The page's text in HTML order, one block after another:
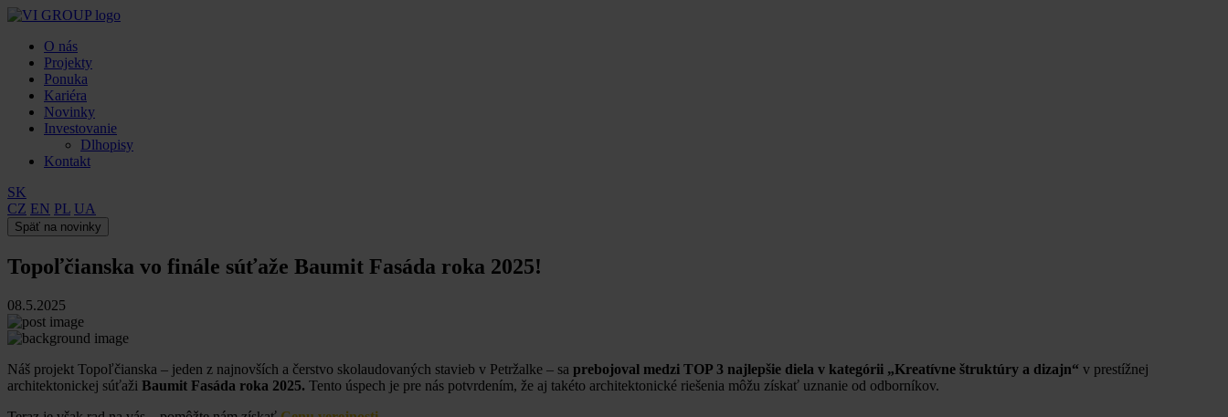
O nás
Projekty
Ponuka
Kariéra
Novinky
Investovanie
Dlhopisy
Kontakt
SK
CZ EN PL UA
Späť na novinky
Topoľčianska vo finále súťaže Baumit Fasáda roka 2025!
08.5.2025
Náš projekt Topoľčianska – jeden z najnovších a čerstvo skolaudovaných stavieb v Petržalke – sa prebojoval medzi TOP 3 najlepšie diela v kategórii „Kreatívne štruktúry a dizajn“ v prestížnej
architektonickej súťaži Baumit Fasáda roka 2025. Tento úspech je pre nás potvrdením, že aj takéto architektonické riešenia môžu získať uznanie od odborníkov.